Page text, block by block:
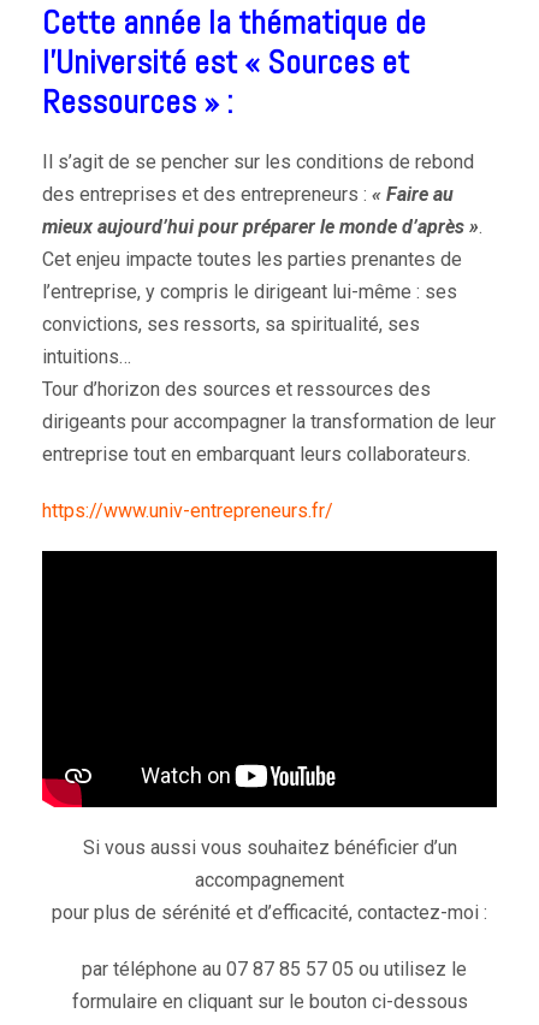
Cette année la thématique de
l’Université est « Sources et
Ressources » :
Il s’agit de se pencher sur les conditions de rebond
des entreprises et des entrepreneurs : « Faire au
mieux aujourd’hui pour préparer le monde d’après ».
Cet enjeu impacte toutes les parties prenantes de
l’entreprise, y compris le dirigeant lui-même : ses
convictions, ses ressorts, sa spiritualité, ses
intuitions…
Tour d’horizon des sources et ressources des
dirigeants pour accompagner la transformation de leur
entreprise tout en embarquant leurs collaborateurs.
https://www.univ-entrepreneurs.fr/
Si vous aussi vous souhaitez bénéficier d’un
accompagnement
pour plus de sérénité et d’efficacité, contactez-moi :
par téléphone au 07 87 85 57 05 ou utilisez le
formulaire en cliquant sur le bouton ci-dessous